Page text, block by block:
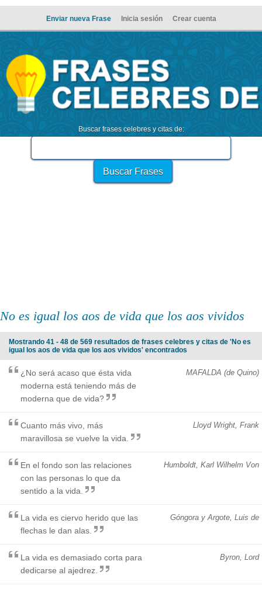
Enviar nueva Frase Inicia sesión Crear cuenta
Buscar frases celebres y citas de:
No es igual los aos de vida que los aos vividos
Mostrando 41 - 48 de 569 resultados de frases celebres y citas de 'No es
igual los aos de vida que los aos vividos' encontrados
MAFALDA (de Quino)
¿No será acaso que ésta vida
moderna está teniendo más de
moderna que de vida?
Lloyd Wright, Frank
Cuanto más vivo, más
maravillosa se vuelve la vida.
Humboldt, Karl Wilhelm Von
En el fondo son las relaciones
con las personas lo que da
sentido a la vida.
Góngora y Argote, Luis de
La vida es ciervo herido que las
flechas le dan alas.
Byron, Lord
La vida es demasiado corta para
dedicarse al ajedrez.